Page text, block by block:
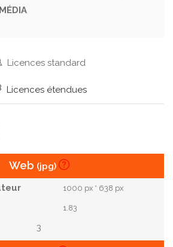
Cyberespace
Réseautage
Licences standard
Licences étendues
Web (jpg)
1000 px * 638 px
1.83
3